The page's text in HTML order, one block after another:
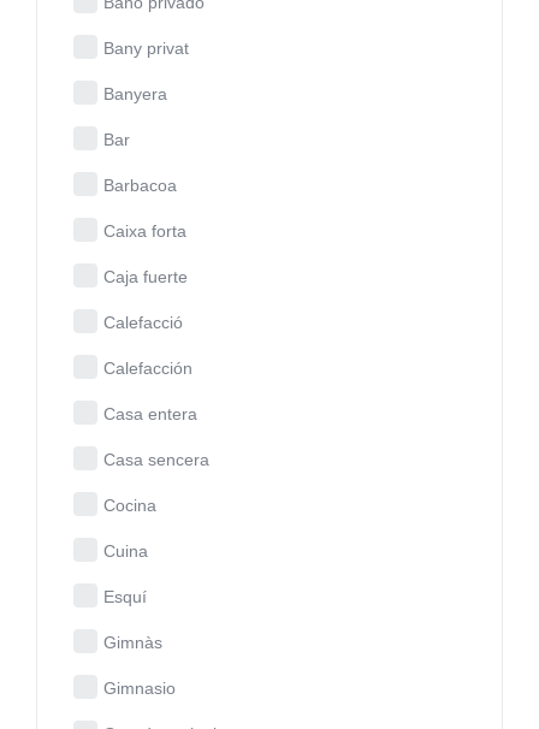
Bany privat
Banyera
Bar
Barbacoa
Caixa forta
Caja fuerte
Calefacció
Calefacción
Casa entera
Casa sencera
Cocina
Cuina
Esquí
Gimnàs
Gimnasio